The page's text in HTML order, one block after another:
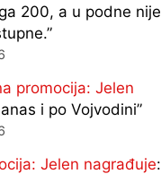
200, a u podne nije
”
promocija: Jelen
i po Vojvodini”
Jelen nagrađuje: